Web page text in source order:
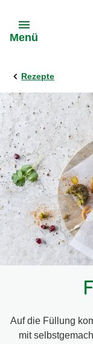
Menü
Rezepte
Auf die Füllung
mit